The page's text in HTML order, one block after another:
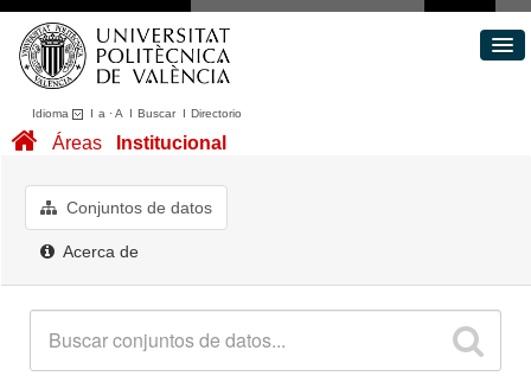
Idioma I a ·A I BuscarI Directorio
Conjuntos de datos
Acerca de
Áreas Institucional
Conjuntos de datos
Acerca de